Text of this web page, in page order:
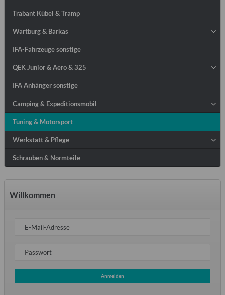
Trabant Kübel & Tramp
Wartburg & Barkas
IFA-Fahrzeuge sonstige
QEK Junior & Aero & 325
IFA Anhänger sonstige
Camping & Expeditionsmobil
Tuning & Motorsport
Werkstatt & Pflege
Schrauben & Normteile
Willkommen
E-Mail-Adresse
Passwort
Anmelden